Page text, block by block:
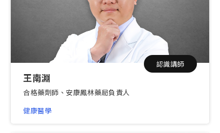
認識講師
王南淵
合格藥劑師、安康鳳林藥局負責人
健康醫學